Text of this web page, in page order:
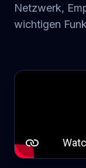
Netzwerk,
wichtigen